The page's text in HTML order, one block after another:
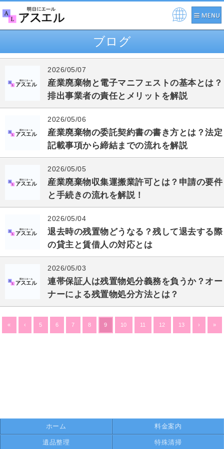
ブログ
2026/05/07
産業廃棄物と電子マニフェストの基本とは？
排出事業者の責任とメリットを解説
2026/05/06
産業廃棄物の委託契約書の書き方とは？法定
記載事項から締結までの流れを解説
2026/05/05
産業廃棄物収集運搬業許可とは？申請の要件
と手続きの流れを解説！
2026/05/04
退去時の残置物どうなる？残して退去する際
の貸主と賃借人の対応とは
2026/05/03
連帯保証人は残置物処分義務を負うか？オー
ナーによる残置物処分方法とは？
« ‹ 5 6 7 8 9 10 11 12 13 › »
ホーム 料金案内
遺品整理 特殊清掃